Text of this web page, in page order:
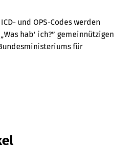
und OPS-Codes werden
hab’ ich?” gemeinnützigen
für